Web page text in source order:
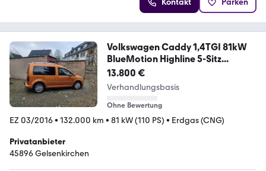
Volkswagen Caddy 1,4TGI 81kW
BlueMotion Highline 5-Sitz...
13.800 €
Verhandlungsbasis
Ohne Bewertung
EZ 03/2016• 132.000 km • 81 kW (110 PS) • Erdgas (CNG)
Privatanbieter
45896 Gelsenkirchen